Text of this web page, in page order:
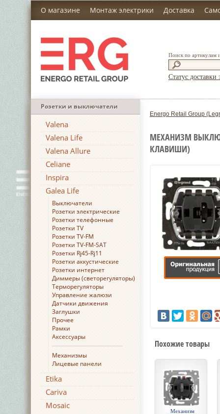
О магазине Монтаж электрики Доставка
Поиск по артикулам
Статус доставки
Розетки и выключатели
Valena
Valena Life
Valena Allure
Celiane
Inspira
Galea Life
Выключатели
Розетки электрические
Розетки телефонные
Розетки TV
Розетки TV-FM
Розетки TV-FM-SAT
Розетки Rj45-Rj11
Розетки аккустические
Розетки интернет
Диммеры (светорегуляторы)
Терморегуляторы
Управление жалюзи
Датчики движения
Заглушки
Прочее
Рамки
Аксессуары
Механизмы
Лицевые панели
Etika
Cariva
Mosaic
Energo Retail Group
МЕХАНИЗМ
КЛАВИШИ)
Похожие товары
Механизм